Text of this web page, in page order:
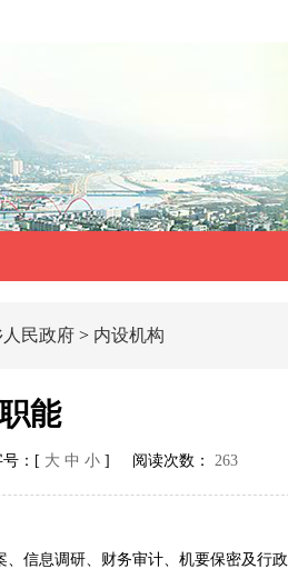
民政府 > 内设机构
能
：[ 大 中 小] 阅读次数： 263
信息调研、财务审计、机要保密及行政